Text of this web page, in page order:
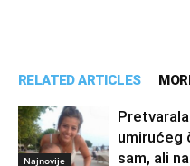
RELATED ARTICLES
Najnovije
umirućeg
sam, ali